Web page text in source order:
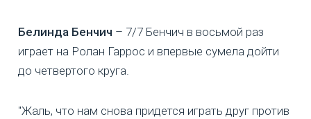
Белинда Бенчич – 7/7 Бенчич в восьмой раз
играет на Ролан Гаррос и впервые сумела дойти
до четвертого круга.
"Жаль, что нам снова придется играть друг против